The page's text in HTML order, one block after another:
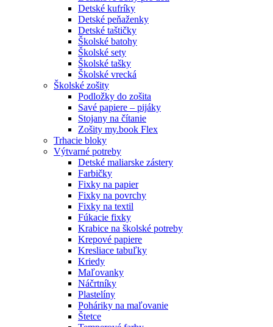
Detské kufríky
Detské peňaženky
Detské taštičky
Školské batohy
Školské sety
Školské tašky
Školské vrecká
Školské zošity
Podložky do zošita
Savé papiere – pijáky
Stojany na čítanie
Zošity my.book Flex
Trhacie bloky
Výtvarné potreby
Detské maliarske zástery
Farbičky
Fixky na papier
Fixky na povrchy
Fixky na textil
Fúkacie fixky
Krabice na školské potreby
Krepové papiere
Kresliace tabuľky
Kriedy
Maľovanky
Náčrtníky
Plastelíny
Poháriky na maľovanie
Štetce